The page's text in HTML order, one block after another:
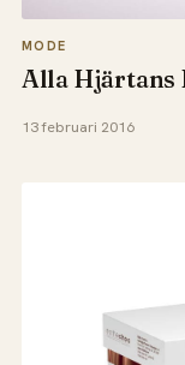
MODE
Alla Hjärtans
13 februari 2016